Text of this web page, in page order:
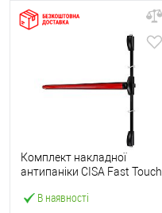
В наявності
Комплект накладної
антипаніки CISA Fast Touch
точковий вверх-вниз